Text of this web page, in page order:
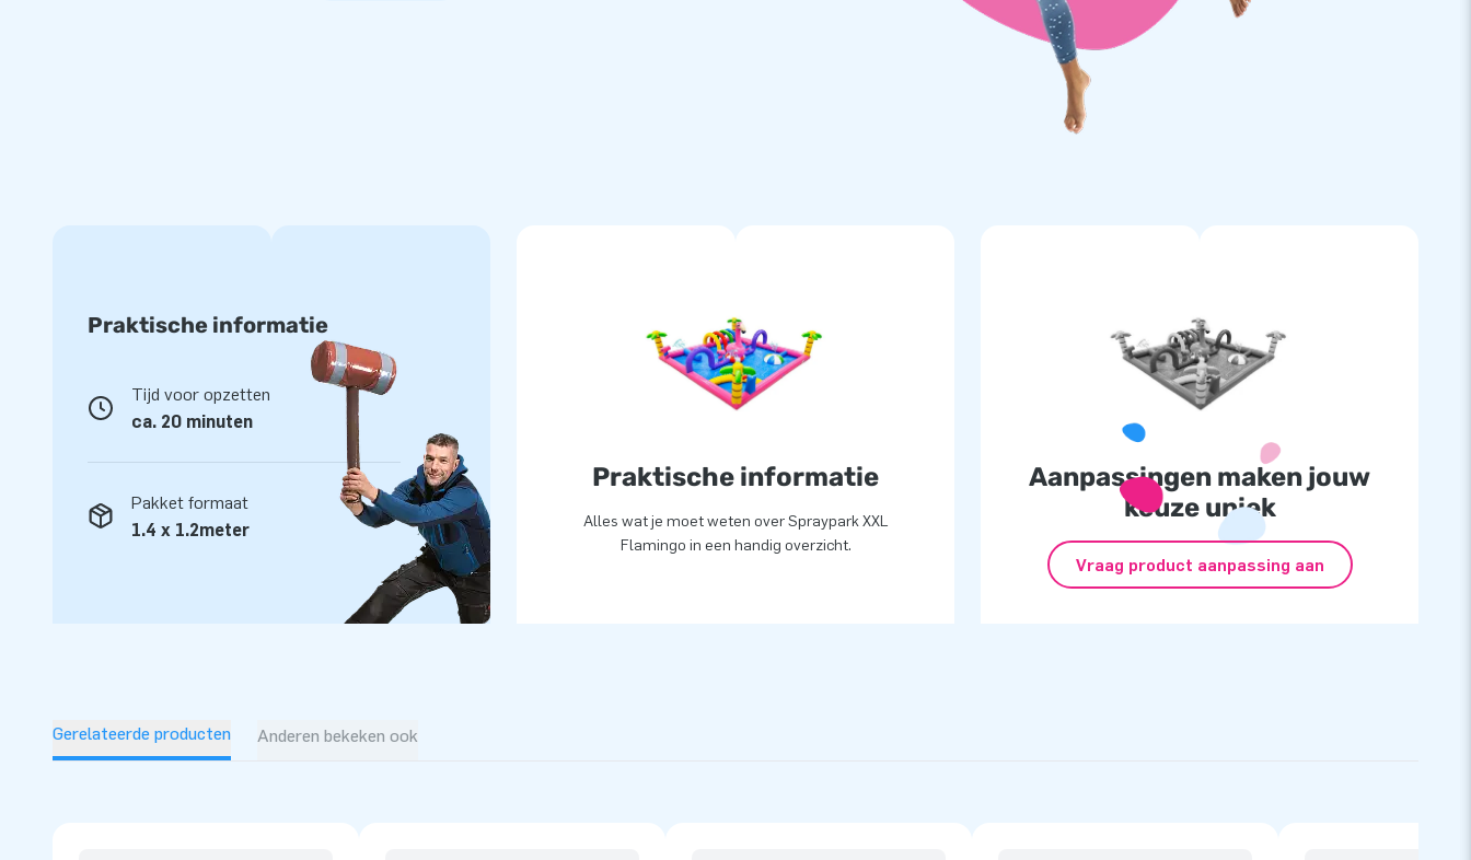
Praktische informatie
Tijd voor opzetten
ca. 20 minuten
Pakket formaat
1.4 x 1.2meter
Praktische informatie
Alles wat je moet weten over Spraypark XXL
Flamingo in een handig overzicht.
Aanpassingen maken jouw
keuze uniek
Vraag product aanpassing aan
Gerelateerde producten Anderen bekeken ook